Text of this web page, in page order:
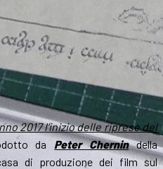
2017 l’inizio delle riprese del
da Peter Chernindella
di produzione dei film sul